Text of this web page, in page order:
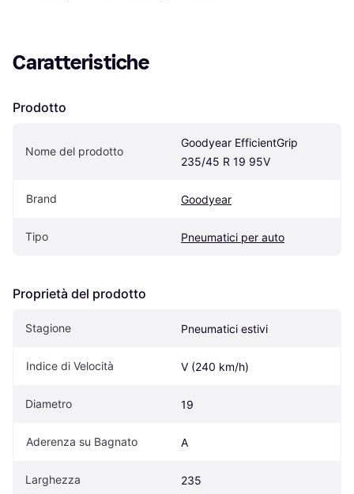
Caratteristiche
Prodotto
Nome del prodotto
Goodyear EfficientGrip
235/45 R 19 95V
Brand Goodyear
Tipo Pneumatici per auto
Proprietà del prodotto
Stagione Pneumatici estivi
Indice di Velocità V (240 km/h)
Diametro 19
Aderenza su Bagnato A
Larghezza 235